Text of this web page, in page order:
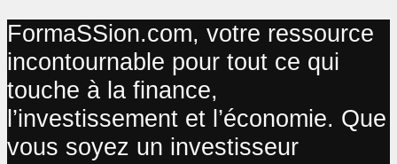
FormaSSion.com, votre ressource
incontournable pour tout ce qui
touche à la finance,
l’investissement et l’économie. Que
vous soyez un investisseur